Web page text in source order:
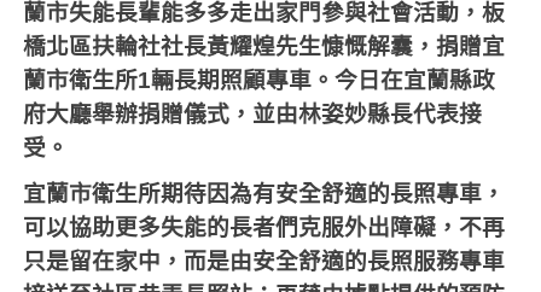
蘭市失能長輩能多多走出家門參與社會活動，板
橋北區扶輪社社長黃耀煌先生慷慨解囊，捐贈宜
蘭市衛生所1輛長期照顧專車。今日在宜蘭縣政
府大廳舉辦捐贈儀式，並由林姿妙縣長代表接
受。
宜蘭市衛生所期待因為有安全舒適的長照專車，
可以協助更多失能的長者們克服外出障礙，不再
只是留在家中，而是由安全舒適的長照服務專車